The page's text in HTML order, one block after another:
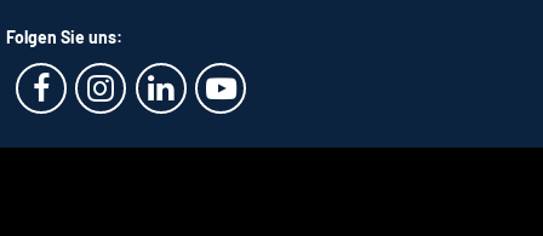
Folgen Sie uns: